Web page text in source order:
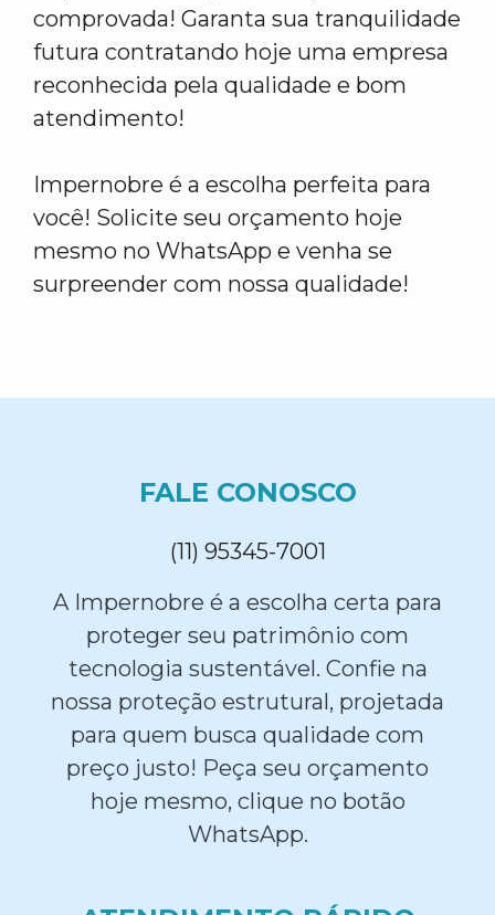
comprovada! Garanta sua tranquilidade
futura contratando hoje uma empresa
reconhecida pela qualidade e bom
atendimento!
Impernobre é a escolha perfeita para
você! Solicite seu orçamento hoje
mesmo no WhatsApp e venha se
surpreender com nossa qualidade!
FALE CONOSCO
(11) 95345-7001
A Impernobre é a escolha certa para
proteger seu patrimônio com
tecnologia sustentável. Confie na
nossa proteção estrutural, projetada
para quem busca qualidade com
preço justo! Peça seu orçamento
hoje mesmo, clique no botão
WhatsApp.